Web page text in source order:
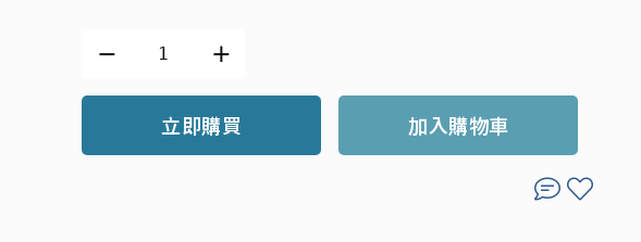
立即購買 加入購物車